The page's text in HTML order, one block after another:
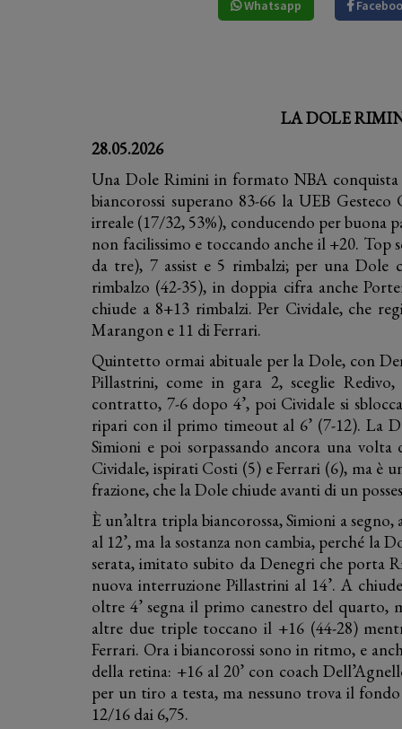
Whatsapp
LA DOLE
28.05.2026
Una Dole Rimini in formato NBA conquista
biancorossi superano 83-66 la UEB
irreale (17/32, 53%), conducendo per
non facilissimo e toccando anche il +20.
da tre), 7 assist e 5 rimbalzi; per una Dole
rimbalzo (42-35), in doppia cifra anche
chiude a 8+13 rimbalzi. Per Cividale, che
Marangon e 11 di Ferrari.
Quintetto ormai abituale per la Dole, con
Pillastrini, come in gara 2, sceglie
contratto, 7-6 dopo 4’, poi Cividale si
ripari con il primo timeout al 6’ (7-12). La
Simioni e poi sorpassando ancora una volta
Cividale, ispirati Costi (5) e Ferrari (6), ma è
frazione, che la Dole chiude avanti di un
È un’altra tripla biancorossa, Simioni a
al 12’, ma la sostanza non cambia, perché
serata, imitato subito da Denegri che porta
nuova interruzione Pillastrini al 14’. A
oltre 4’ segna il primo canestro del quarto,
altre due triple toccano il +16 (44-28)
Ferrari. Ora i biancorossi sono in ritmo, e
della retina: +16 al 20’ con coach
per un tiro a testa, ma nessuno trova il
12/16 dai 6,75.